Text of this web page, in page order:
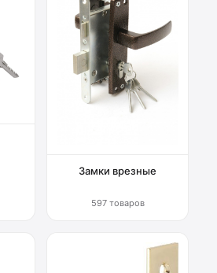
Замки врезные
597 товаров